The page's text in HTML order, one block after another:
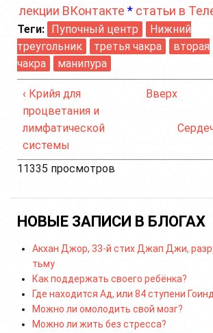
лекции ВКонтакте * статьи в
Теги: Пупочный центр
Нижний
треугольник
третья чакра
вторая
чакра
манипура
‹ Крийя для
процветания и
лимфатической
системы
Вверх
11335 просмотров
НОВЫЕ ЗАПИСИ В БЛОГАХ
Акхан Джор, 33-й стих Джап Джи,
тьму
Как поддержать своего ребёнка?
Где находится Ад, или 84 ступени
Можно ли омолодить свой мозг?
Можно ли жить без стресса?